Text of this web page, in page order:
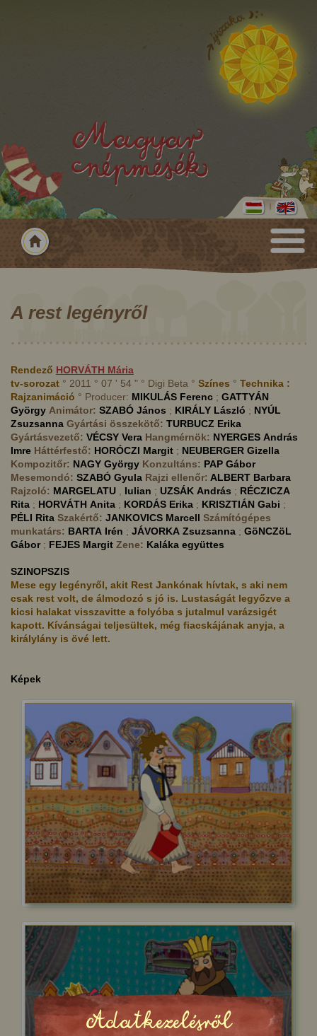
A rest legényről
Rendező HORVÁTH Mária
tv-sorozat ° 2011 ° 07 ' 54 " ° Digi Beta ° Színes ° Technika :
Rajzanimáció ° Producer: MIKULÁS Ferenc ; GATTYÁN
György Animátor: SZABÓ János ; KIRÁLY László ; NYÚL
Zsuzsanna Gyártási összekötő: TURBUCZ Erika
Gyártásvezető: VÉCSY Vera Hangmérnök: NYERGES András
Imre Háttérfestő: HORÓCZI Margit ; NEUBERGER Gizella
Kompozitőr: NAGY György Konzultáns: PAP Gábor
Mesemondó: SZABÓ Gyula Rajzi ellenőr: ALBERT Barbara
Rajzoló: MARGELATU Iulian ; UZSÁK András ; RÉCZICZA
Rita ; HORVÁTH Anita ; KORDÁS Erika ; KRISZTIÁN Gabi ;
PÉLI Rita Szakértő: JANKOVICS Marcell Számítógépes
munkatárs: BARTA Irén ; JÁVORKA Zsuzsanna ; GöNCZöL
Gábor; FEJES Margit Zene: Kaláka együttes
SZINOPSZIS
Mese egy legényről, akit Rest Jankónak hívtak, s aki nem
csak rest volt, de álmodozó s jó is. Lustaságát legyőzve a
kicsi halakat visszavitte a folyóba s jutalmul varázsigét
kapott. Kívánságai teljesültek, még fiacskájának anyja, a
királylány is övé lett.
Képek
Adatkezelésről